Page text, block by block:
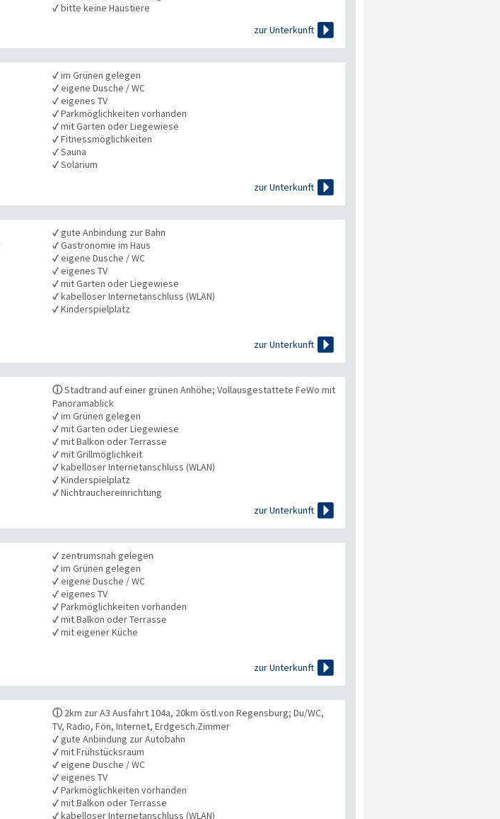
✓bitte keine Haustiere
zur Unterkunft 
✓im Grünen gelegen
✓eigene Dusche / WC
✓eigenes TV
✓Parkmöglichkeiten vorhanden
✓mit Garten oder Liegewiese
✓Fitnessmöglichkeiten
✓Sauna
✓Solarium
zur Unterkunft 
✓gute Anbindung zur Bahn
✓Gastronomie im Haus
✓eigene Dusche / WC
✓eigenes TV
✓mit Garten oder Liegewiese
✓kabelloser Internetanschluss (WLAN)
✓Kinderspielplatz
zur Unterkunft 
ⓘStadtrand auf einer grünen Anhöhe; Vollausgestattete FeWo mit
Panoramablick
✓im Grünen gelegen
✓mit Garten oder Liegewiese
✓mit Balkon oder Terrasse
✓mit Grillmöglichkeit
✓kabelloser Internetanschluss (WLAN)
✓Kinderspielplatz
✓Nichtrauchereinrichtung
zur Unterkunft 
✓ zentrumsnah gelegen
✓im Grünen gelegen
✓eigene Dusche / WC
✓eigenes TV
✓Parkmöglichkeiten vorhanden
✓mit Balkon oder Terrasse
✓mit eigener Küche
zur Unterkunft 
ⓘ 2km zur A3 Ausfahrt 104a, 20km östl.von Regensburg; Du/WC,
TV, Radio, Fön, Internet, Erdgesch.Zimmer
✓gute Anbindung zur Autobahn
✓mit Frühstücksraum
✓eigene Dusche / WC
✓eigenes TV
✓Parkmöglichkeiten vorhanden
✓mit Balkon oder Terrasse
✓kabelloser Internetanschluss (WLAN)